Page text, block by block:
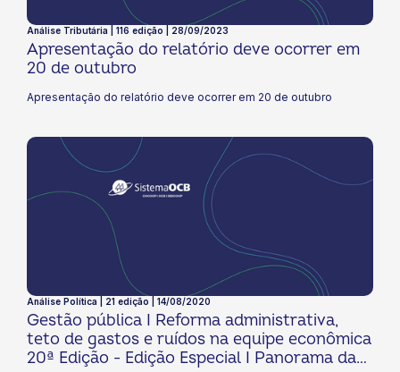
Análise Tributária | 116 edição | 28/09/2023
Apresentação do relatório deve ocorrer em
20 de outubro
Apresentação do relatório deve ocorrer em 20 de outubro
Análise Política | 21 edição | 14/08/2020
Gestão pública I Reforma administrativa,
teto de gastos e ruídos na equipe econômica
20ª Edição - Edição Especial I Panorama da